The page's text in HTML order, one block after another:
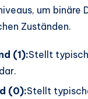
um
Zuständen.
(1):Stellt
(0):Stellt